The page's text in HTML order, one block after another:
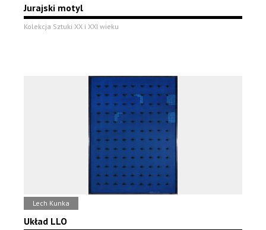
Jurajski motyl
Kolekcja Sztuki XX i XXI wieku
Lech Kunka
Układ LLO